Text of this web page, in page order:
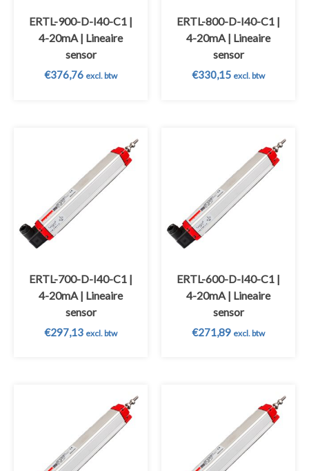
ERTL-900-D-I40-C1 |
4-20mA | Lineaire
sensor
€376,76 excl. btw
ERTL-800-D-I40-C1 |
4-20mA | Lineaire
sensor
€330,15 excl. btw
ERTL-700-D-I40-C1 |
4-20mA | Lineaire
sensor
€297,13 excl. btw
ERTL-600-D-I40-C1 |
4-20mA | Lineaire
sensor
€271,89 excl. btw